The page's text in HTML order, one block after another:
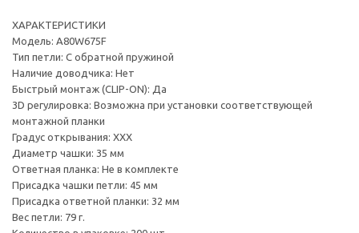
ХАРАКТЕРИСТИКИ
Модель: A80W675F
Тип петли: С обратной пружиной
Наличие доводчика: Нет
Быстрый монтаж (CLIP-ON): Да
3D регулировка: Возможна при установки соответствующей
монтажной планки
Градус открывания: ХХХ
Диаметр чашки: 35 мм
Ответная планка: Не в комплекте
Присадка чашки петли: 45 мм
Присадка ответной планки: 32 мм
Вес петли: 79 г.